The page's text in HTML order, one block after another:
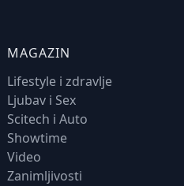
MAGAZIN
Lifestyle i zdravlje
Ljubav i Sex
Scitech i Auto
Showtime
Video
Zanimljivosti